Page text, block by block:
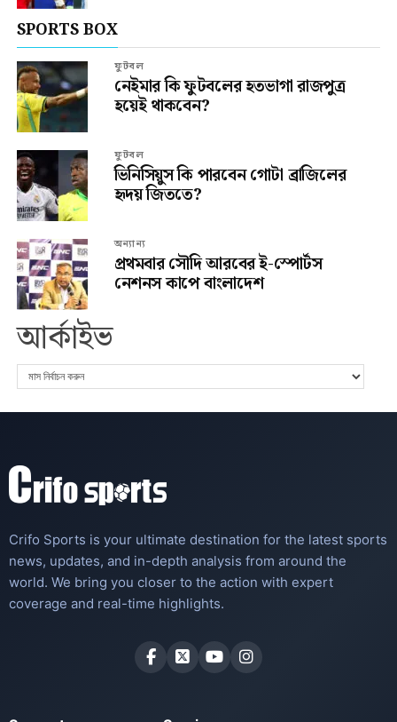
SPORTS BOX
ফুটবল
নেইমার কি ফুটবলের হতভাগা রাজপুত্র
হয়েই থাকবেন?
ফুটবল
ভিনিসিয়ুস কি পারবেন গোটা ব্রাজিলের
হৃদয় জিততে?
অন্যান্য
প্রথমবার সৌদি আরবের ই-স্পোর্টস
নেশনস কাপে বাংলাদেশ
আর্কাইভ
Crifo Sports is your ultimate destination for the latest sports
news, updates, and in-depth analysis from around the
world. We bring you closer to the action with expert
coverage and real-time highlights.